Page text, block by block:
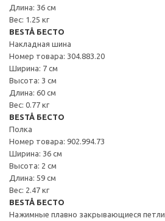
Длина: 36 см
Вес: 1.25 кг
BESTÅ БЕСТО
Накладная шина
Номер товара: 304.883.20
Ширина: 7 см
Высота: 3 см
Длина: 60 см
Вес: 0.77 кг
BESTÅ БЕСТО
Полка
Номер товара: 902.994.73
Ширина: 36 см
Высота: 2 см
Длина: 59 см
Вес: 2.47 кг
BESTÅ БЕСТО
Нажимные плавно закрывающиеся петли